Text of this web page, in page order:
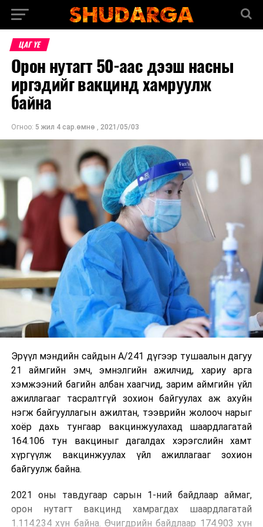
ЦАГ ҮЕ
Орон нутагт 50-аас дээш насны
иргэдийг вакцинд хамруулж
байна
Огноо: 5 жил 4 сар.өмнө , 2021/05/03
Эрүүл мэндийн сайдын А/241 дүгээр тушаалын дагуу
21 аймгийн эмч, эмнэлгийн ажилчид, хариу арга
хэмжээний багийн албан хаагчид, зарим аймгийн үйл
ажиллагааг тасралтгүй зохион байгуулах аж ахуйн
нэгж байгууллагын ажилтан, тээврийн жолооч нарыг
хоёр дахь тунгаар вакцинжуулахад шаардлагатай
164.106 тун вакциныг дагалдах хэрэгслийн хамт
хүргүүлж вакцинжуулах үйл ажиллагааг зохион
байгуулж байна.
2021 оны тавдугаар сарын 1-ний байдлаар аймаг,
орон нутагт вакцинд хамрагдах шаардлагатай
1.114.234 хүн байна. Өчигдрийн байдлаар 174.903 хүн